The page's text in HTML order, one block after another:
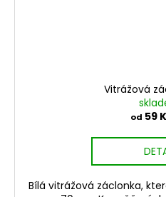
Vitrážová
od 59
Bílá vitrážová záclonka,